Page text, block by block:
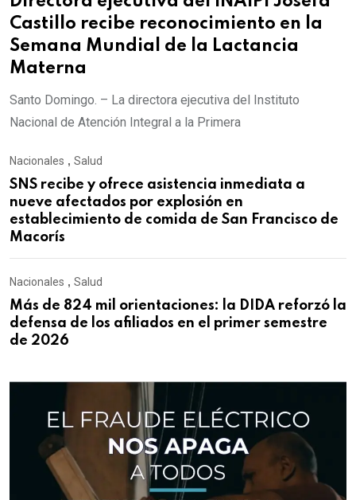
Castillo recibe reconocimiento en la
Semana Mundial de la Lactancia
Materna
Santo Domingo. – La directora ejecutiva del Instituto
Nacional de Atención Integral a la Primera
Nacionales , Salud
SNS recibe y ofrece asistencia inmediata a
nueve afectados por explosión en
establecimiento de comida de San Francisco de
Macorís
Nacionales , Salud
Más de 824 mil orientaciones: la DIDA reforzó la
defensa de los afiliados en el primer semestre
de 2026